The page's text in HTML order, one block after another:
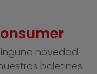
novedad
boletines